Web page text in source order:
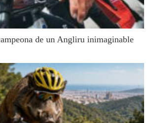
de un Angliru inimaginable